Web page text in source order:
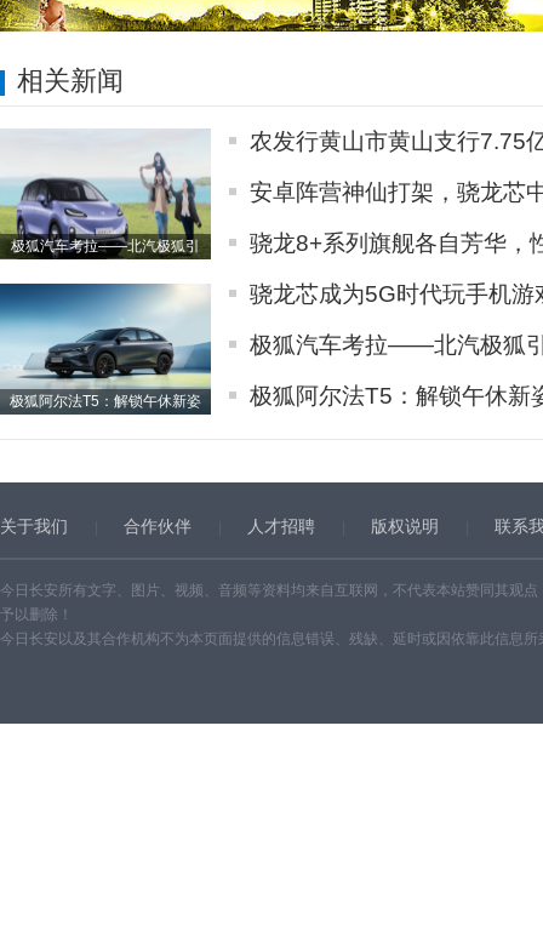
相关新闻
极狐汽车考拉——北汽极狐引
极狐阿尔法T5：解锁午休新姿
农发行黄山市黄山支行7.75
安卓阵营神仙打架，骁龙芯
骁龙8+系列旗舰各自芳华，
骁龙芯成为5G时代玩手机游
极狐汽车考拉——北汽极狐
极狐阿尔法T5：解锁午休新
关于我们 合作伙伴 人才招聘 版权说明 联系
今日长安所有文字、图片、视频、音频等资料均来自互联网，不代表本站赞同其观
予以删除！
今日长安以及其合作机构不为本页面提供的信息错误、残缺、延时或因依靠此信息